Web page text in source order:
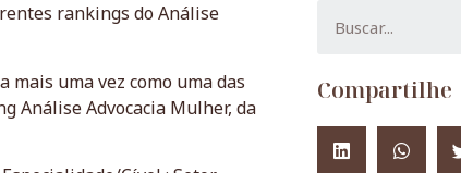
rankings do Análise
mais uma vez como uma das
Análise Advocacia Mulher, da
Compartilhe